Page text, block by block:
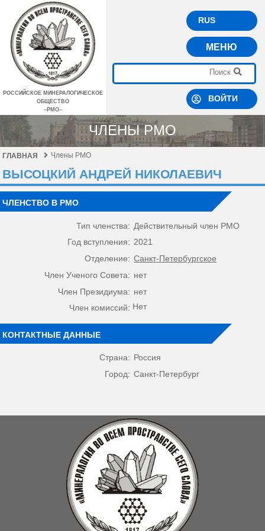
РОССИЙСКОЕ МИНЕРАЛОГИЧЕСКОЕ
ОБЩЕСТВО
–РМО–
RUS
МЕНЮ
ВОЙТИ
ЧЛЕНЫ РМО
ГЛАВНАЯ Члены РМО
ВЫСОЦКИЙ АНДРЕЙ НИКОЛАЕВИЧ
ЧЛЕНСТВО В РМО
Тип членства: Действительный член РМО
Год вступления: 2021
Отделение: Санкт-Петербургское
Член Ученого Совета: нет
Член Президиума: нет
Член комиссий: Нет
КОНТАКТНЫЕ ДАННЫЕ
Страна: Россия
Город: Санкт-Петербург